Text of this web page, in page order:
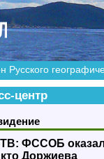
Русского
центр
ФССОБ оказал
Доржиева